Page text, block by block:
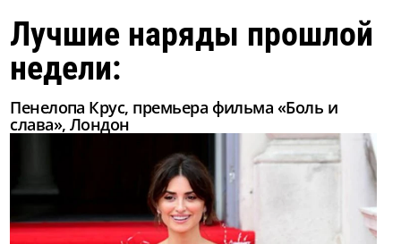
Лучшие наряды прошлой
недели:
Пенелопа Крус, премьера фильма «Боль и
слава», Лондон